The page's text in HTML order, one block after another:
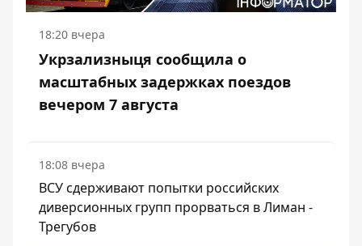
18:20 вчера
Укрзализныця сообщила о
масштабных задержках поездов
вечером 7 августа
18:08 вчера
ВСУ сдерживают попытки российских
диверсионных групп прорваться в Лиман -
Трегубов